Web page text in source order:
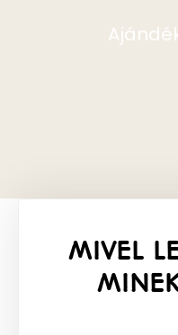
MIVEL